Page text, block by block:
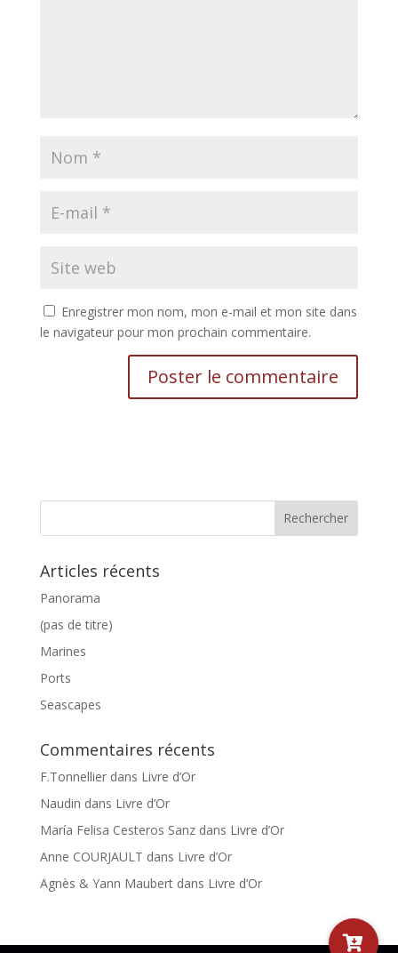
Enregistrer mon nom, mon e-mail et mon site dans
le navigateur pour mon prochain commentaire.
Articles récents
Panorama
(pas de titre)
Marines
Ports
Seascapes
Commentaires récents
F.Tonnellierdans Livre d’Or
Naudin dans Livre d’Or
María Felisa Cesteros Sanzdans Livre d’Or
Anne COURJAULT dans Livre d’Or
Agnès & Yann Maubertdans Livre d’Or